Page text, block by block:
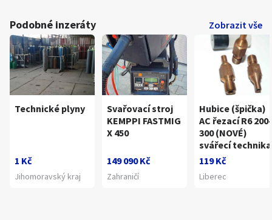
Podobné inzeráty Zobrazit vše
Technické plyny
1 Kč
Jihomoravský kraj
Svařovací stroj
KEMPPI FASTMIG
X 450
149 090 Kč
Zahraničí
Hubice (špička)
AC řezací R6 200-
300 (NOVÉ)
svářecí technika
119 Kč
Liberec